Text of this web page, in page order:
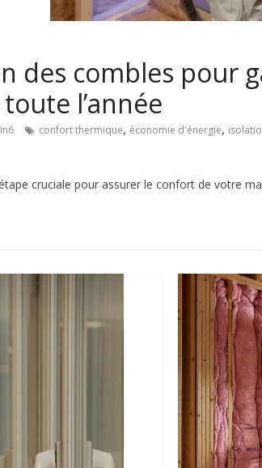
des combles pour
l’année
confort thermique, économie d'énergie,
cruciale pour assurer le confort de votre